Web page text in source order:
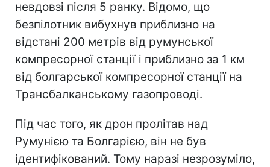
невдовзі після 5 ранку. Відомо, що
безпілотник вибухнув приблизно на
відстані 200 метрів від румунської
компресорної станції і приблизно за 1 км
від болгарської компресорної станції на
Трансбалканському газопроводі.
Під час того, як дрон пролітав над
Румунією та Болгарією, він не був
ідентифікований. Тому наразі незрозуміло,